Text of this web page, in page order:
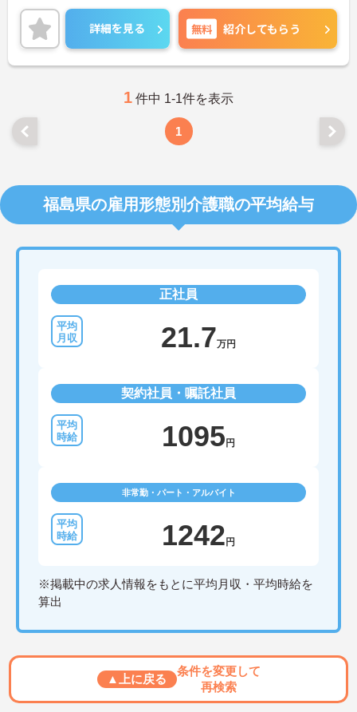
また、マイカー通勤可能で無料駐車場もあるので、
通勤らくらくです◎
ご興味のある方には、面接対策ポイントなど、さら
に詳細をお話しいたしますのでお気軽にご相談くだ
さい！
詳細を見る 無料 紹介してもらう
1 件中 1-1件を表示
1
福島県の雇用形態別介護職の平均給与
正社員
21.7万円
契約社員・嘱託社員
1095 円
非常勤・パート・アルバイト
1242 円
※掲載中の求人情報をもとに平均月収・平均時給を
算出
▲上に戻る
条件を変更して
再検索